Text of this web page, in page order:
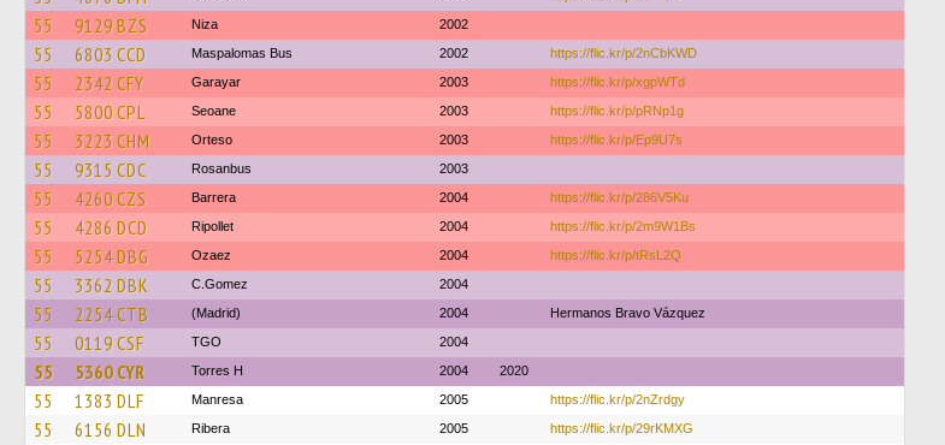
55 9129 BZS Niza 2002
55 6803 CCD Maspalomas Bus 2002 https://flic.kr/p/2nCbKWD
55 2342 CFY Garayar 2003 https://flic.kr/p/xgpWTd
55 5800 CPL Seoane 2003 https://flic.kr/p/pRNp1g
55 3223 CHM Orteso 2003 https://flic.kr/p/Ep9U7s
55 9315 CDC Rosanbus 2003
55 4260 CZS Barrera 2004 https://flic.kr/p/286V5Ku
55 4286 DCD Ripollet 2004 https://flic.kr/p/2m9W1Bs
55 5254 DBG Ozaez 2004 https://flic.kr/p/tRsL2Q
55 3362 DBK C.Gomez 2004
55 2254 CTB (Madrid) 2004 Hermanos Bravo Vázquez
55 0119 CSF TGO 2004
55 5360 CYR Torres H 2004 2020
55 1383 DLF Manresa 2005 https://flic.kr/p/2nZrdgy
55 6156 DLN Ribera 2005 https://flic.kr/p/29rKMXG